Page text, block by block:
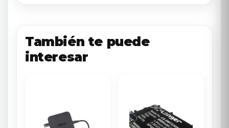
También te puede
interesar